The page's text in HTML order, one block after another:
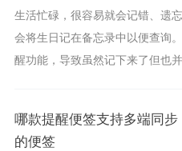
生活忙碌，很容易就会记错、遗
会将生日记在备忘录中以便查询
醒功能，导致虽然记下来了但也
哪款提醒便签支持多端同
的便签